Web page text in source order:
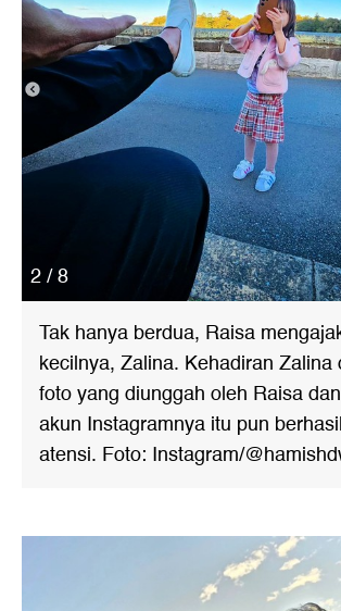
2 / 8
Tak hanya berdua, Raisa
kecilnya, Zalina. Kehadiran Zalina
foto yang diunggah oleh Raisa
akun Instagramnya itu pun
atensi. Foto: Instagram/